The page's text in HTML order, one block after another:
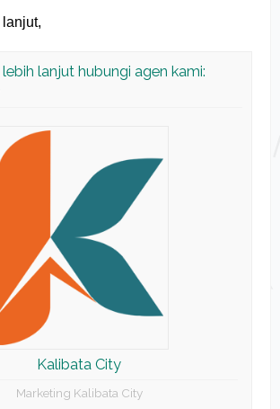
lanjut,
lanjut hubungi agen kami:
Kalibata City
Marketing Kalibata City